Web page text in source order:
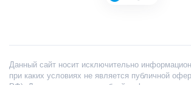
Данный сайт носит исключительно
при каких условиях не является публичной